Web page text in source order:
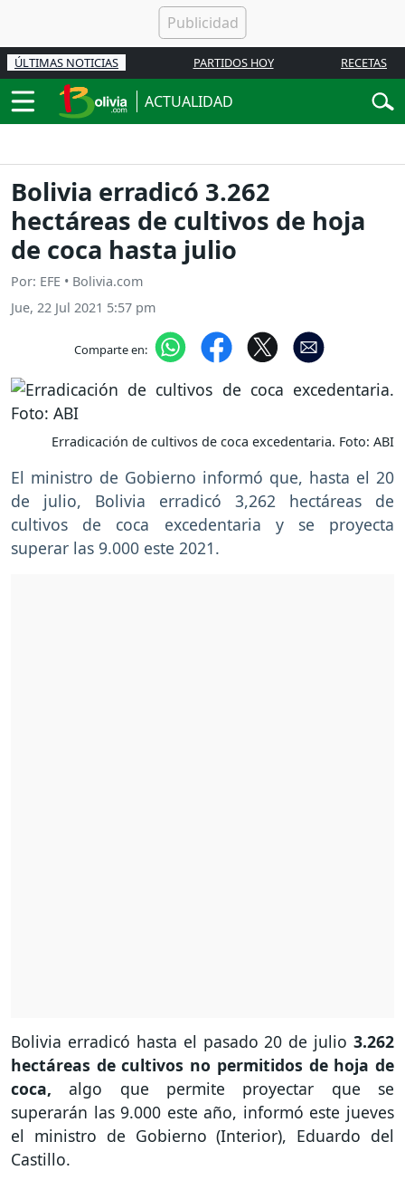
ÚLTIMAS NOTICIAS PARTIDOS HOY RECETAS
ACTUALIDAD
Bolivia erradicó 3.262
hectáreas de cultivos de hoja
de coca hasta julio
Por: EFE • Bolivia.com
Jue, 22 Jul 2021 5:57 pm
Comparte en:
Erradicación de cultivos de coca excedentaria. Foto: ABI
El ministro de Gobierno informó que, hasta el 20
de julio, Bolivia erradicó 3,262 hectáreas de
cultivos de coca excedentaria y se proyecta
superar las 9.000 este 2021.
Bolivia erradicó hasta el pasado 20 de julio 3.262
hectáreas de cultivos no permitidos de hoja de
coca, algo que permite proyectar que se
superarán las 9.000 este año, informó este jueves
el ministro de Gobierno (Interior), Eduardo del
Castillo.